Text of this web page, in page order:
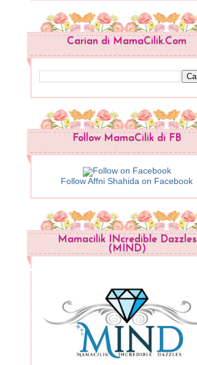
Carian di MamaCilik.Com
Follow MamaCilik di FB
Follow Affni Shahida on Facebook
Mamacilik INcredible Dazzles
(MIND)